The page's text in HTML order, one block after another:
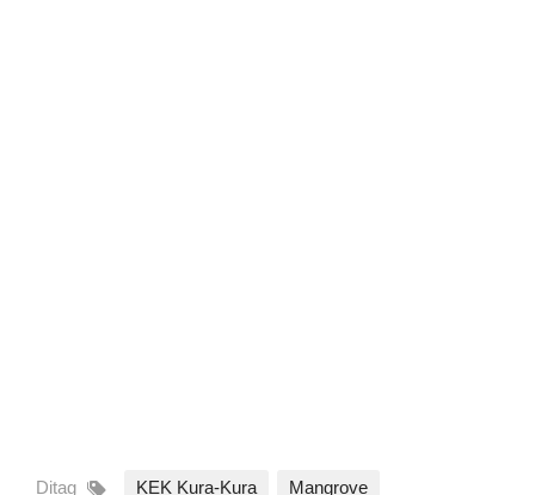
Ditag KEK Kura-Kura Mangrove